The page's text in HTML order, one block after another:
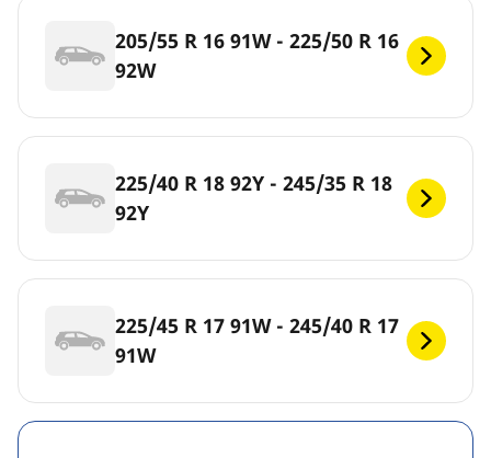
205/55 R 16 91W - 225/50 R 16
92W
225/40 R 18 92Y - 245/35 R 18
92Y
225/45 R 17 91W - 245/40 R 17
91W